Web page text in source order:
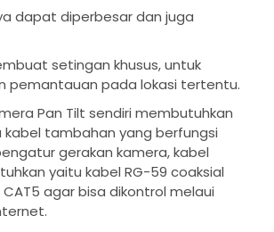
dapat diperbesar dan juga
setingan khusus, untuk
pemantauan pada lokasi tertentu.
Pan Tilt sendiri membutuhkan
tambahan yang berfungsi
gerakan kamera, kabel
yaitu kabel RG-59 coaksial
agar bisa dikontrol melaui